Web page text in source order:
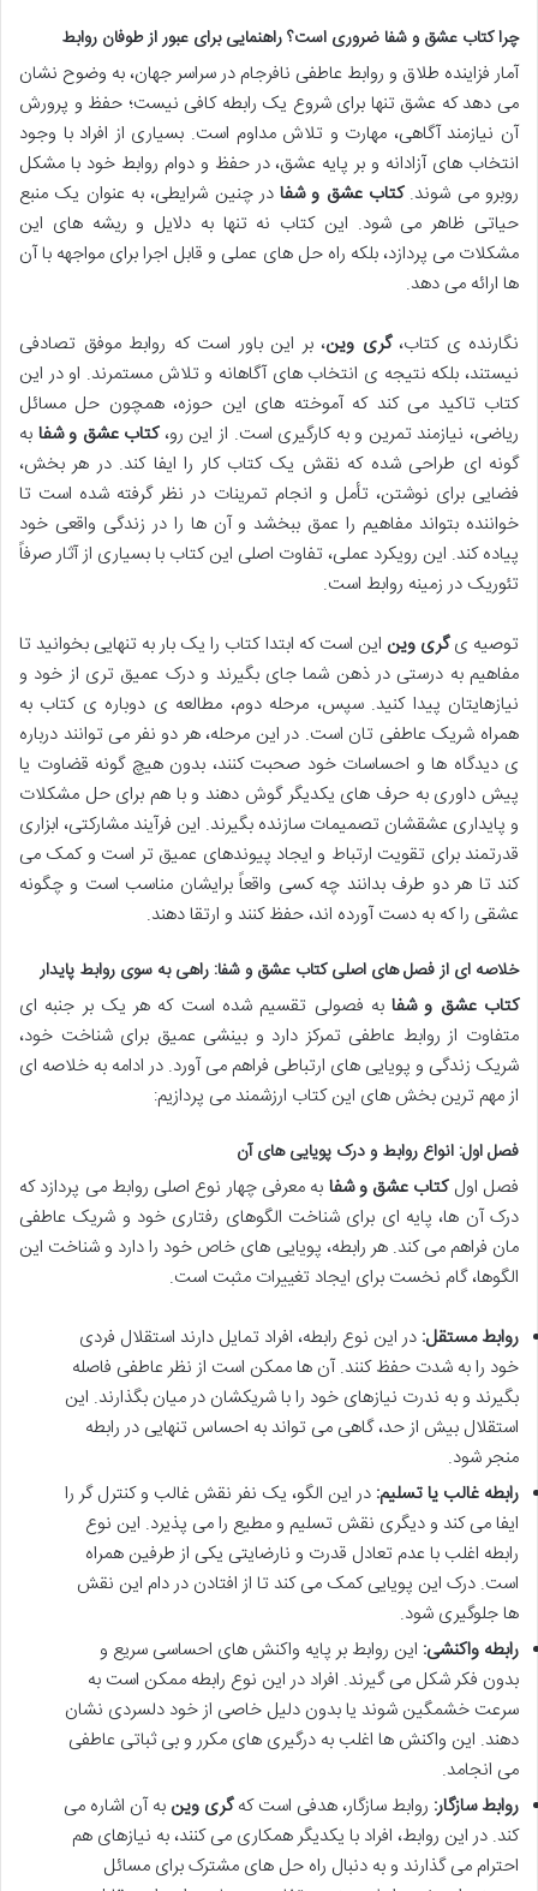
چرا کتاب عشق و شفا ضروری است؟ راهنمایی برای عبور از طوفان روابط
آمار فزاینده طلاق و روابط عاطفی نافرجام در سراسر جهان، به وضوح نشان
می دهد که عشق تنها برای شروع یک رابطه کافی نیست؛ حفظ و پرورش
آن نیازمند آگاهی، مهارت و تلاش مداوم است. بسیاری از افراد با وجود
انتخاب های آزادانه و بر پایه عشق، در حفظ و دوام روابط خود با مشکل
روبرو می شوند.کتاب عشق و شفادر چنین شرایطی، به عنوان یک منبع
حیاتی ظاهر می شود. این کتاب نه تنها به دلایل و ریشه های این
مشکلات می پردازد، بلکه راه حل های عملی و قابل اجرا برای مواجهه با آن
ها ارائه می دهد.
نگارنده ی کتاب،گری وین، بر این باور است که روابط موفق تصادفی
نیستند، بلکه نتیجه ی انتخاب های آگاهانه و تلاش مستمرند. او در این
کتاب تاکید می کند که آموخته های این حوزه، همچون حل مسائل
ریاضی، نیازمند تمرین و به کارگیری است. از این رو،کتاب عشق و شفا به
گونه ای طراحی شده که نقش یک کتاب کار را ایفا کند. در هر بخش،
فضایی برای نوشتن، تأمل و انجام تمرینات در نظر گرفته شده است تا
خواننده بتواند مفاهیم را عمق ببخشد و آن ها را در زندگی واقعی خود
پیاده کند. این رویکرد عملی، تفاوت اصلی این کتاب با بسیاری از آثار صرفاً
تئوریک در زمینه روابط است.
توصیه یگری وین این است که ابتدا کتاب را یک بار به تنهایی بخوانید تا
مفاهیم به درستی در ذهن شما جای بگیرند و درک عمیق تری از خود و
نیازهایتان پیدا کنید. سپس، مرحله دوم، مطالعه ی دوباره ی کتاب به
همراه شریک عاطفی تان است. در این مرحله، هر دو نفر می توانند درباره
ی دیدگاه ها و احساسات خود صحبت کنند، بدون هیچ گونه قضاوت یا
پیش داوری به حرف های یکدیگر گوش دهند و با هم برای حل مشکلات
و پایداری عشقشان تصمیمات سازنده بگیرند. این فرآیند مشارکتی، ابزاری
قدرتمند برای تقویت ارتباط و ایجاد پیوندهای عمیق تر است و کمک می
کند تا هر دو طرف بدانند چه کسی واقعاً برایشان مناسب است و چگونه
عشقی را که به دست آورده اند، حفظ کنند و ارتقا دهند.
خلاصه ای از فصل های اصلیکتاب عشق و شفا: راهی به سوی روابط پایدار
کتاب عشق و شفابه فصولی تقسیم شده است که هر یک بر جنبه ای
متفاوت از روابط عاطفی تمرکز دارد و بینشی عمیق برای شناخت خود،
شریک زندگی و پویایی های ارتباطی فراهم می آورد. در ادامه به خلاصه ای
از مهم ترین بخش های این کتاب ارزشمند می پردازیم:
فصل اول: انواع روابط و درک پویایی های آن
فصل اولکتاب عشق و شفا به معرفی چهار نوع اصلی روابط می پردازد که
درک آن ها، پایه ای برای شناخت الگوهای رفتاری خود و شریک عاطفی
مان فراهم می کند. هر رابطه، پویایی های خاص خود را دارد و شناخت این
الگوها، گام نخست برای ایجاد تغییرات مثبت است.
روابط مستقل: در این نوع رابطه، افراد تمایل دارند استقلال فردی
خود را به شدت حفظ کنند. آن ها ممکن است از نظر عاطفی فاصله
بگیرند و به ندرت نیازهای خود را با شریکشان در میان بگذارند. این
استقلال بیش از حد، گاهی می تواند به احساس تنهایی در رابطه
منجر شود.
رابطه غالب یا تسلیم: در این الگو، یک نفر نقش غالب و کنترل گر را
ایفا می کند و دیگری نقش تسلیم و مطیع را می پذیرد. این نوع
رابطه اغلب با عدم تعادل قدرت و نارضایتی یکی از طرفین همراه
است. درک این پویایی کمک می کند تا از افتادن در دام این نقش
ها جلوگیری شود.
رابطه واکنشی: این روابط بر پایه واکنش های احساسی سریع و
بدون فکر شکل می گیرند. افراد در این نوع رابطه ممکن است به
سرعت خشمگین شوند یا بدون دلیل خاصی از خود دلسردی نشان
دهند. این واکنش ها اغلب به درگیری های مکرر و بی ثباتی عاطفی
می انجامد.
روابط سازگار: روابط سازگار، هدفی است کهگری وین به آن اشاره می
کند. در این روابط، افراد با یکدیگر همکاری می کنند، به نیازهای هم
احترام می گذارند و به دنبال راه حل های مشترک برای مسائل